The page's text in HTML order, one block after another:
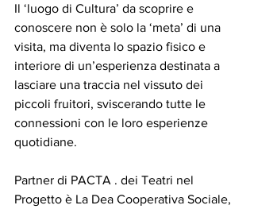
Il ‘luogo di Cultura’ da scoprire e
conoscere non è solo la ‘meta’ di una
visita, ma diventa lo spazio fisico e
interiore di un’esperienza destinata a
lasciare una traccia nel vissuto dei
piccoli fruitori, sviscerando tutte le
connessioni con le loro esperienze
quotidiane.
Partner di PACTA . dei Teatri nel
Progetto è La Dea Cooperativa Sociale,